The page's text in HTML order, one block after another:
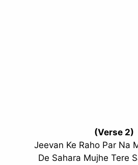
(Verse 2)
Jeevan Ke Raho Par Na
De Sahara Mujhe Tere